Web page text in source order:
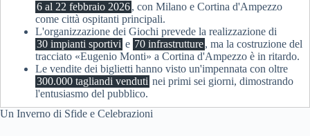
6 al 22 febbraio 2026, con Milano e Cortina d'Ampezzo
come città ospitanti principali.
L'organizzazione dei Giochi prevede la realizzazione di
30 impianti sportivi e 70 infrastrutture, ma la costruzione del
tracciato «Eugenio Monti» a Cortina d'Ampezzo è in ritardo.
Le vendite dei biglietti hanno visto un'impennata con oltre
300.000 tagliandi venduti nei primi sei giorni, dimostrando
l'entusiasmo del pubblico.
Un Inverno di Sfide e Celebrazioni